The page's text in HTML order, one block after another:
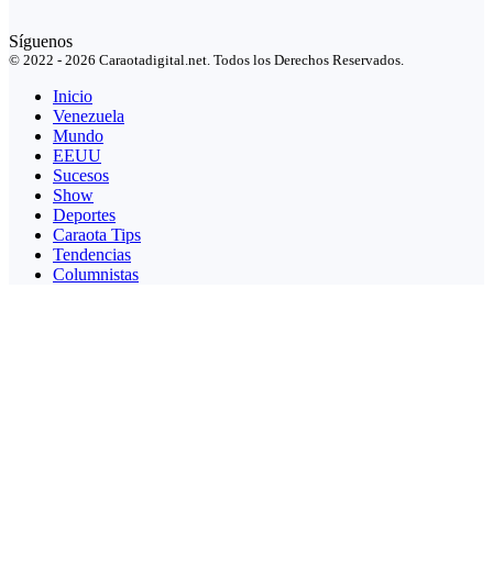
Síguenos
© 2022 - 2026 Caraotadigital.net. Todos los Derechos Reservados.
Inicio
Venezuela
Mundo
EEUU
Sucesos
Show
Deportes
Caraota Tips
Tendencias
Columnistas